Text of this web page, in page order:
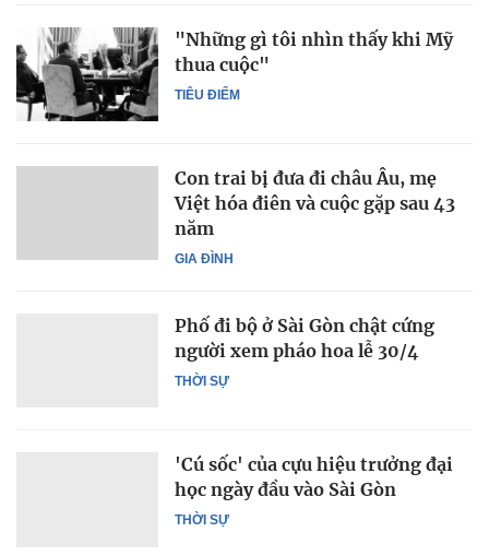
TIÊU ĐIỂM
"Những gì tôi nhìn thấy khi Mỹ
thua cuộc"
GIA ĐÌNH
Con trai bị đưa đi châu Âu, mẹ
Việt hóa điên và cuộc gặp sau 43
năm
THỜI SỰ
Phố đi bộ ở Sài Gòn chật cứng
người xem pháo hoa lễ 30/4
THỜI SỰ
'Cú sốc' của cựu hiệu trưởng đại
học ngày đầu vào Sài Gòn